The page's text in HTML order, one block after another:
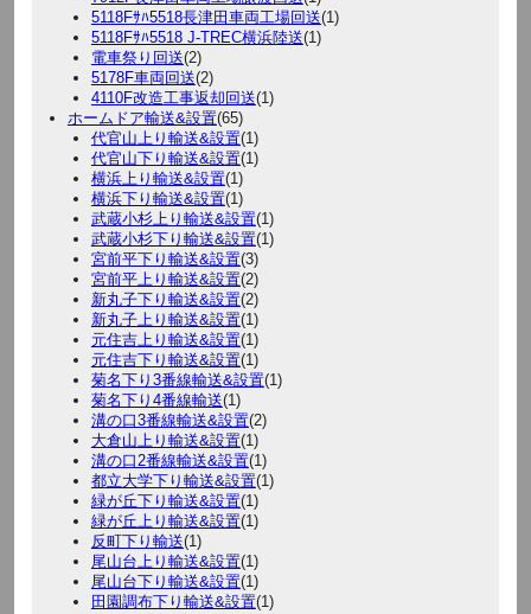
5118Fｻﾊ5518長津田車両工場回送(1)
5118Fｻﾊ5518 J-TREC横浜陸送(1)
電車祭り回送(2)
5178F車両回送(2)
4110F改造工事返却回送(1)
ホームドア輸送&設置(65)
代官山上り輸送&設置(1)
代官山下り輸送&設置(1)
横浜上り輸送&設置(1)
横浜下り輸送&設置(1)
武蔵小杉上り輸送&設置(1)
武蔵小杉下り輸送&設置(1)
宮前平下り輸送&設置(3)
宮前平上り輸送&設置(2)
新丸子下り輸送&設置(2)
新丸子上り輸送&設置(1)
元住吉上り輸送&設置(1)
元住吉下り輸送&設置(1)
菊名下り3番線輸送&設置(1)
菊名下り4番線輸送(1)
溝の口3番線輸送&設置(2)
大倉山上り輸送&設置(1)
溝の口2番線輸送&設置(1)
都立大学下り輸送&設置(1)
緑が丘下り輸送&設置(1)
緑が丘上り輸送&設置(1)
反町下り輸送(1)
尾山台上り輸送&設置(1)
尾山台下り輸送&設置(1)
田園調布下り輸送&設置(1)